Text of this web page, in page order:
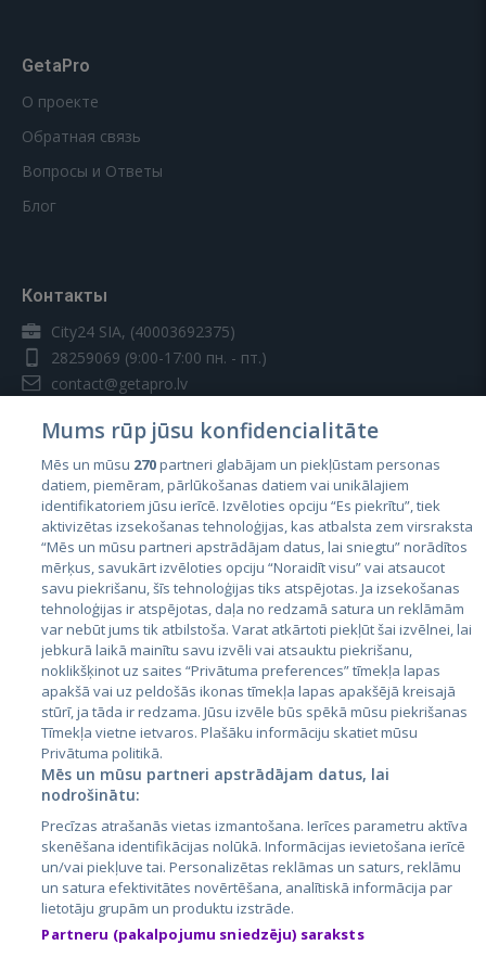
GetaPro
О проекте
Обратная связь
Вопросы и Ответы
Блог
Контакты
City24 SIA, (40003692375)
28259069 (9:00-17:00 пн. - пт.)
contact@getapro.lv
Страны
Эстония
Латвия
Литва
City24.lv
City24.ee
GetaPro.lv
GetaPro.ee
Skelbiu.lt
Autoplius.lt
CVbankas.lt
Kainos.lt
Paslaugos.lt
auto24.ee
Osta.ee
Mums rūp jūsu konfidencialitāte
Mēs un mūsu 270partneri glabājam un piekļūstam personas
datiem, piemēram, pārlūkošanas datiem vai unikālajiem
identifikatoriem jūsu ierīcē. Izvēloties opciju “Es piekrītu”, tiek
aktivizētas izsekošanas tehnoloģijas, kas atbalsta zem virsraksta
“Mēs un mūsu partneri apstrādājam datus, lai sniegtu” norādītos
mērķus, savukārt izvēloties opciju “Noraidīt visu” vai atsaucot
savu piekrišanu, šīs tehnoloģijas tiks atspējotas. Ja izsekošanas
tehnoloģijas ir atspējotas, daļa no redzamā satura un reklāmām
var nebūt jums tik atbilstoša. Varat atkārtoti piekļūt šai izvēlnei, lai
jebkurā laikā mainītu savu izvēli vai atsauktu piekrišanu,
noklikšķinot uz saites “Privātuma preferences” tīmekļa lapas
apakšā vai uz peldošās ikonas tīmekļa lapas apakšējā kreisajā
stūrī, ja tāda ir redzama. Jūsu izvēle būs spēkā mūsu piekrišanas
Tīmekļa vietne ietvaros. Plašāku informāciju skatiet mūsu
Privātuma politikā.
Mēs un mūsu partneri apstrādājam datus, lai
nodrošinātu:
Precīzas atrašanās vietas izmantošana. Ierīces parametru aktīva
skenēšana identifikācijas nolūkā. Informācijas ievietošana ierīcē
un/vai piekļuve tai. Personalizētas reklāmas un saturs, reklāmu
un satura efektivitātes novērtēšana, analītiskā informācija par
lietotāju grupām un produktu izstrāde.
Partneru (pakalpojumu sniedzēju) saraksts